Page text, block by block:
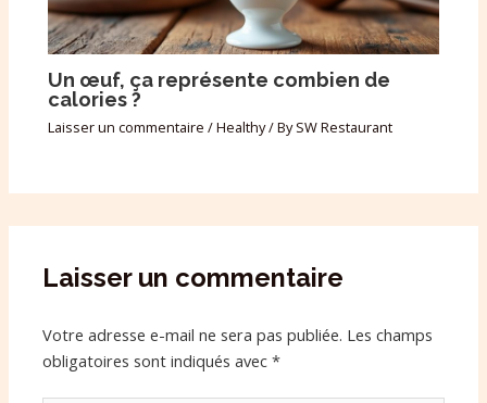
Un œuf, ça représente combien de
calories ?
Laisser un commentaire /Healthy/ BySW Restaurant
Laisser un commentaire
Votre adresse e-mail ne sera pas publiée. Les champs
obligatoires sont indiqués avec*